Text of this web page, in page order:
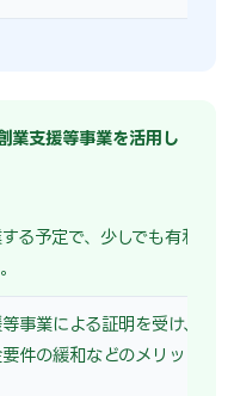
業支援等事業を活用し
る予定で、少しでも有利な
事業による証明を受け、保
件の緩和などのメリットを